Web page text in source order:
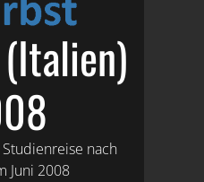
nach
Juni 2008